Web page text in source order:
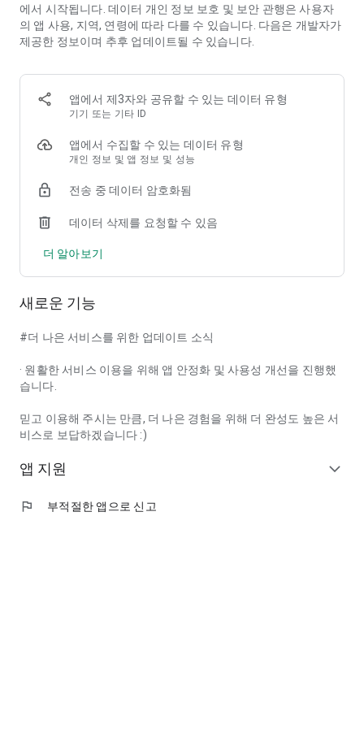
전 세계에서 저렴하고 편리한 eSIM 로밍 서비스를 경험해 보세
요.
이용은 편리하게, 가격은 저렴하게
에서 시작됩니다. 데이터 개인 정보 보호 및 보안 관행은 사용자
의 앱 사용, 지역, 연령에 따라 다를 수 있습니다. 다음은 개발자가
제공한 정보이며 추후 업데이트될 수 있습니다.
앱에서 제3자와 공유할 수 있는 데이터 유형
기기 또는 기타 ID
앱에서 수집할 수 있는 데이터 유형
개인 정보 및 앱 정보 및 성능
전송 중 데이터 암호화됨
데이터 삭제를 요청할 수 있음
더 알아보기
새로운 기능
#더 나은 서비스를 위한 업데이트 소식
· 원활한 서비스 이용을 위해 앱 안정화 및 사용성 개선을 진행했
습니다.
믿고 이용해 주시는 만큼, 더 나은 경험을 위해 더 완성도 높은 서
비스로 보답하겠습니다 :)
앱 지원 expand_more
flag 부적절한 앱으로 신고